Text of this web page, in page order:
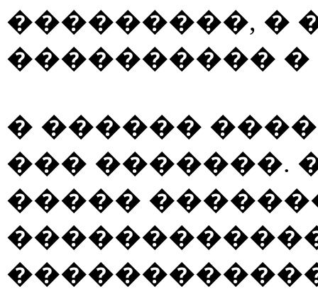
���������, �
���������� �
� ������
��� �������.
�����